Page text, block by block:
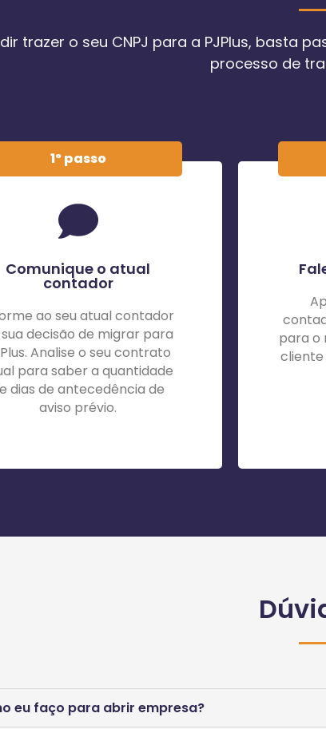
trazer o seu CNPJ para a PJPlus, basta
processo de
1º passo
Comunique o atual
contador
ao seu atual contador
decisão de migrar para
Analise o seu contrato
para saber a quantidade
dias de antecedência de
aviso prévio.
para o
eu faço para abrir empresa?